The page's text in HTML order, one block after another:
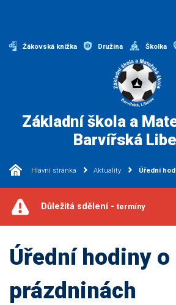
Žákovská knížka Družina Školka
Základní škola a
Barvířská
Hlavní stránka Aktuality Úřední
Důležitá sdělení - termíny
Úřední hodiny o
prázdninách